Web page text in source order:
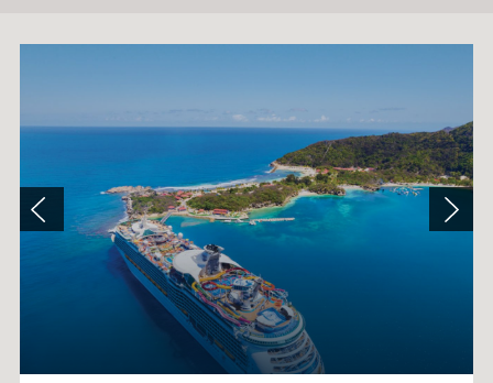
Карибски острови и САЩ
Ла Манш
Норвежки фиорди
Около Европа - позиционни круизи
Северно море и Исландия
Контакти
ПОСЛЕДВАЙТЕ НИ